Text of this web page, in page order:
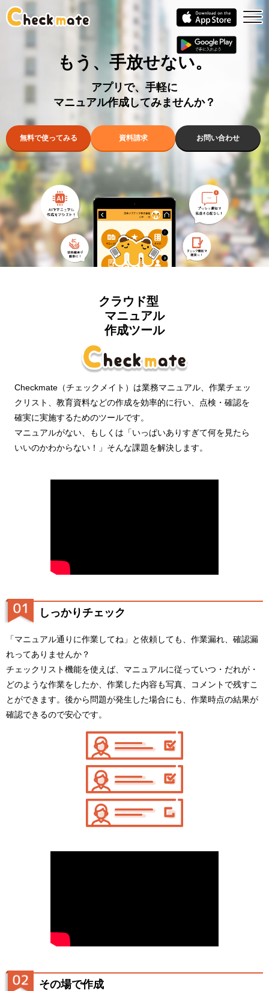
もう、手放せない。
アプリで、手軽に
マニュアル作成してみませんか？
無料で使ってみる 資料請求 お問い合わせ
クラウド型
マニュアル
作成ツール
Checkmate（チェックメイト）は業務マニュアル、作業チェッ
クリスト、教育資料などの作成を効率的に行い、 点検・確認を
確実に実施するためのツールです。
マニュアルがない、もしくは「いっぱいありすぎて何を見たら
いいのかわからない！」そんな課題を解決します。
しっかりチェック
「マニュアル通りに作業してね」と依頼しても、作業漏れ、確認漏
れってありませんか？
チェックリスト機能を使えば、マニュアルに従っていつ・だれが・
どのような作業をしたか、作業した内容も写真、コメントで残すこ
とができます。後から問題が発生した場合にも、作業時点の結果が
確認できるので安心です。
その場で作成